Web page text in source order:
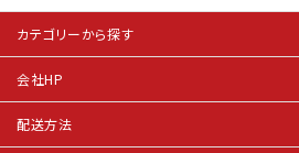
カテゴリーから探す
会社HP
配送方法